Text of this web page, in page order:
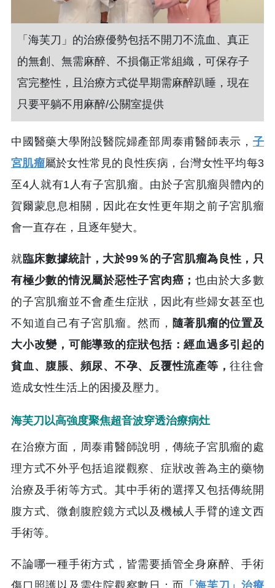
「海芙刀」的治療優勢包括不開刀不流血、真正
的無創、無需麻醉、不損傷正常組織，可保存子
宮完整性，且治療方式從早期需麻醉趴睡，現在
只要平躺不用麻醉/公關室提供
中國醫藥大學附設醫院婦產部周泰甫醫師表示， 子
宮肌瘤屬於女性常見的良性疾病，台灣女性平均每3
至4人就有1人有子宮肌瘤。由於子宮肌瘤與體內的
賀爾蒙息息相關，因此在女性更年期之前子宮肌瘤
會一直存在，且逐年變大。
就臨床數據統計，大於99％的子宮肌瘤為良性，只
有極少數的情況屬於惡性子宮肉癌； 也由於大多數
的子宮肌瘤並不會產生症狀，因此有些婦女甚至也
不知道自己有子宮肌瘤。然而， 隨著肌瘤的位置及
大小改變，可能導致的症狀包括：經血過多引起的
貧血、腹脹、頻尿、不孕、反覆性流產等，往往會
造成女性生活上的困擾及壓力。
海芙刀以高強度聚焦超音波穿透治療病灶
在治療方面，周泰甫醫師說明，傳統子宮肌瘤的處
理方式不外乎包括追蹤觀察、症狀改善為主的藥物
治療及手術等方式。其中手術的選擇又包括傳統開
腹方式、微創腹腔鏡方式以及機械人手臂的達文西
手術等。
不論哪一種手術方式，皆需要插管全身麻醉、手術
傷口照護以及需住院觀察數日；而 「海芙刀」治療